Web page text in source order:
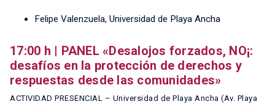
Felipe Valenzuela, Universidad de Playa Ancha
17:00 h | PANEL «Desalojos forzados, NO¡:
desafíos en la protección de derechos y
respuestas desde las comunidades»
ACTIVIDAD PRESENCIAL – Universidad de Playa Ancha (Av. Playa